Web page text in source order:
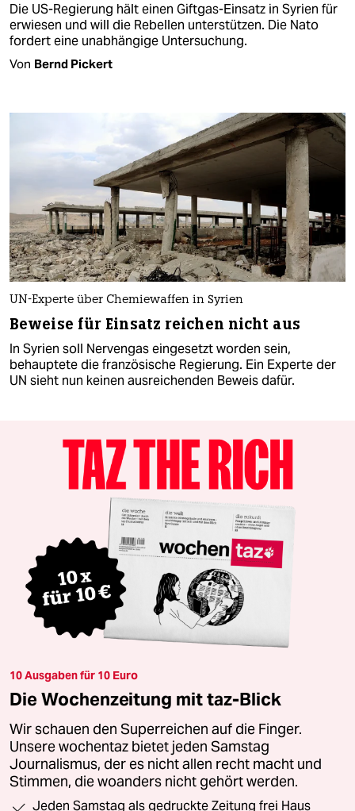
Die US-Regierung hält einen Giftgas-Einsatz in Syrien für
erwiesen und will die Rebellen unterstützen. Die Nato
fordert eine unabhängige Untersuchung.
Von Bernd Pickert
UN-Experte über Chemiewaffen in Syrien
Beweise für Einsatz reichen nicht aus
In Syrien soll Nervengas eingesetzt worden sein,
behauptete die französische Regierung. Ein Experte der
UN sieht nun keinen ausreichenden Beweis dafür.
10 Ausgaben für 10 Euro
Die Wochenzeitung mit taz-Blick
Wir schauen den Superreichen auf die Finger.
Unsere wochentaz bietet jeden Samstag
Journalismus, der es nicht allen recht macht und
Stimmen, die woanders nicht gehört werden.
Jeden Samstag als gedruckte Zeitung frei Haus